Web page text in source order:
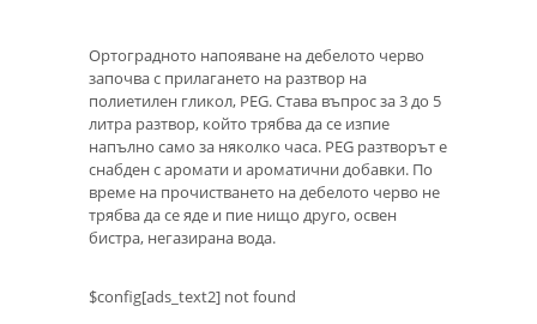
Ортоградното напояване на дебелото черво
започва с прилагането на разтвор на
полиетилен гликол, PEG. Става въпрос за 3 до 5
литра разтвор, който трябва да се изпие
напълно само за няколко часа. PEG разтворът е
снабден с аромати и ароматични добавки. По
време на прочистването на дебелото черво не
трябва да се яде и пие нищо друго, освен
бистра, негазирана вода.
$config[ads_text2] not found